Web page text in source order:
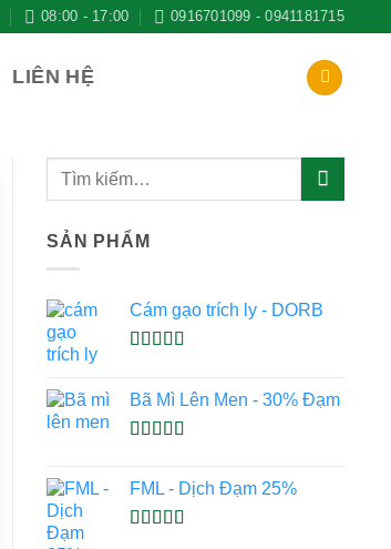
08:00 - 17:00 0916701099 - 0941181715
LIÊN HỆ
SẢN PHẨM
Cám gạo trích ly - DORB
sao
Bã Mì Lên Men - 30% Đạm
sao
FML - Dịch Đạm 25%